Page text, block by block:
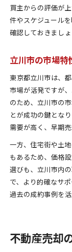
買主からの評価が
件やスケジュール
確認しておきましょ
立川市の市場特
東京都立川市は、
市場が活発ですが
のため、立川市の
とが成功の鍵とな
需要が高く、早期
一方、住宅街や土
もあるため、価格
選びも、立川市内
で、より的確なサ
過去の成約事例を
不動産売却